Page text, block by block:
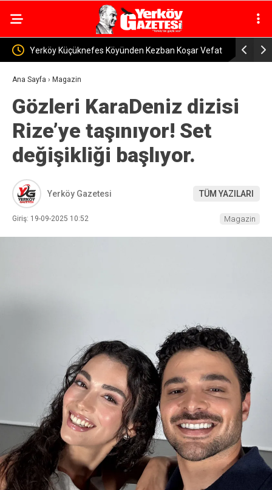
Vefat Yozgat’ta Kaybolan 170 Küçükbaş Hayvan Bulundu
Ana Sayfa › Magazin
Gözleri KaraDeniz dizisi
Rize’ye taşınıyor! Set
değişikliği başlıyor.
Yerköy Gazetesi TÜM YAZILARI
Giriş: 19-09-2025 10:52 Magazin